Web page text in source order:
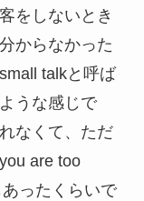
をしないとき
からなかった
talkと呼ば
うな感じで
なくて、ただ
are too
ったくらいで